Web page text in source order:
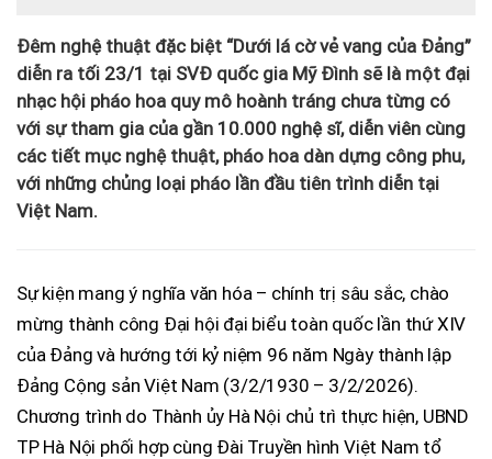
Đêm nghệ thuật đặc biệt “Dưới lá cờ vẻ vang của Đảng”
diễn ra tối 23/1 tại SVĐ quốc gia Mỹ Đình sẽ là một đại
nhạc hội pháo hoa quy mô hoành tráng chưa từng có
với sự tham gia của gần 10.000 nghệ sĩ, diễn viên cùng
các tiết mục nghệ thuật, pháo hoa dàn dựng công phu,
với những chủng loại pháo lần đầu tiên trình diễn tại
Việt Nam.
Sự kiện mang ý nghĩa văn hóa – chính trị sâu sắc, chào
mừng thành công Đại hội đại biểu toàn quốc lần thứ XIV
của Đảng và hướng tới kỷ niệm 96 năm Ngày thành lập
Đảng Cộng sản Việt Nam (3/2/1930 – 3/2/2026).
Chương trình do Thành ủy Hà Nội chủ trì thực hiện, UBND
TP Hà Nội phối hợp cùng Đài Truyền hình Việt Nam tổ